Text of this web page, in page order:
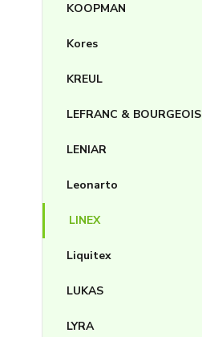
KOOPMAN
Kores
KREUL
LEFRANC & BOURGEOIS
LENIAR
Leonarto
LINEX
Liquitex
LUKAS
LYRA